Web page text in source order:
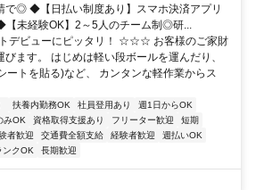
で◎ ◆【日払い制度あり】スマホ決済アプリ
【未経験OK】2～5人のチーム制◎研...
ビューにピッタリ！ ☆☆☆ お客様のご家財
ます。 はじめは軽い段ボールを運んだり、
ートを貼る)など、 カンタンな軽作業からス
扶養内勤務OK 社員登用あり
週1日からOK
みOK 資格取得支援あり フリーター歓迎
短期
者歓迎 交通費全額支給 経験者歓迎
週払いOK
ンクOK 長期歓迎